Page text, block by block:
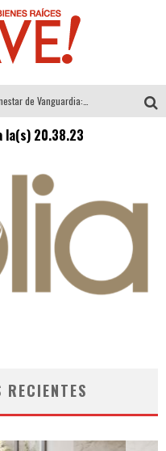
Sector Inmobiliario – recuperación a paso firme
la(s) 20.38.23